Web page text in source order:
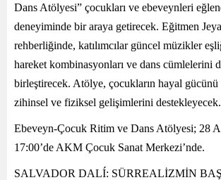
Dans Atölyesi” çocukları ve ebeveynleri
deneyiminde bir araya getirecek. Eğitmen
rehberliğinde, katılımcılar güncel müzikler
hareket kombinasyonları ve dans cümlelerini
birleştirecek. Atölye, çocukların hayal
zihinsel ve fiziksel gelişimlerini destekleyecek.
Ebeveyn-Çocuk Ritim ve Dans Atölyesi; 28
17:00’de AKM Çocuk Sanat Merkezi’nde.
SALVADOR DALÍ: SÜRREALİZMİN